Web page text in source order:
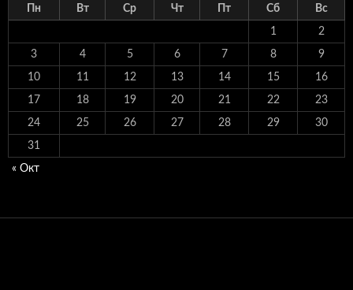
Пн Вт Ср Чт Пт Сб Вс
1 2
3 4 5 6 7 8 9
10 11 12 13 14 15 16
17 18 19 20 21 22 23
24 25 26 27 28 29 30
31
« Окт